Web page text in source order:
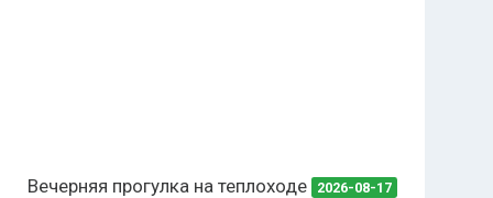
Вечерняя прогулка на теплоходе 2026-08-17